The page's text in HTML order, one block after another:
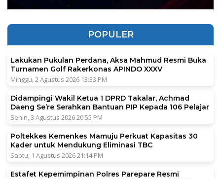
POPULER
Lakukan Pukulan Perdana, Aksa Mahmud Resmi Buka
Turnamen Golf Rakerkonas APINDO XXXV
Minggu, 2 Agustus 2026 13:33 PM
Didampingi Wakil Ketua 1 DPRD Takalar, Achmad
Daeng Se’re Serahkan Bantuan PIP Kepada 106 Pelajar
Senin, 3 Agustus 2026 20:55 PM
Poltekkes Kemenkes Mamuju Perkuat Kapasitas 30
Kader untuk Mendukung Eliminasi TBC
Sabtu, 1 Agustus 2026 21:14 PM
Estafet Kepemimpinan Polres Parepare Resmi